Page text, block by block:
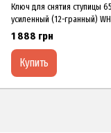
Ключ для снятия ступицы
уcилeнный (12-гpaнный)
XЗCO
1 888 грн
Купить